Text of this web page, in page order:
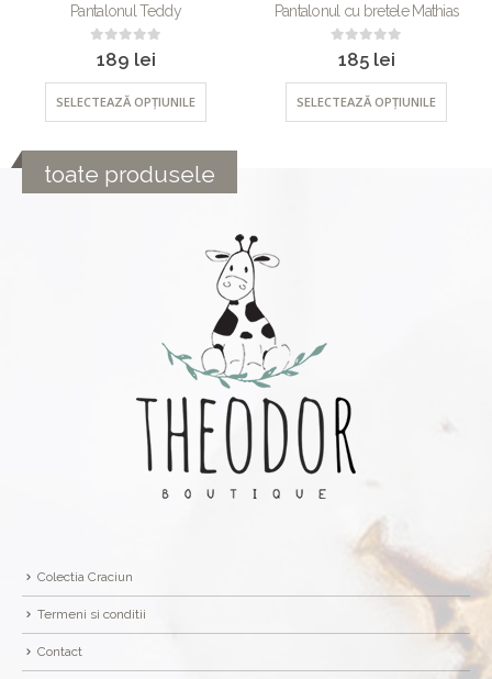
Pantalonul Teddy
out of 5
189 lei
SELECTEAZĂ OPȚIUNILE
Pantalonul cu bretele Mathias
out of 5
185 lei
SELECTEAZĂ OPȚIUNILE
toate produsele
Colectia Craciun
Termeni si conditii
Contact